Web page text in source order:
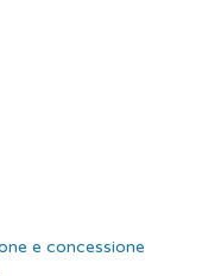
e concessione